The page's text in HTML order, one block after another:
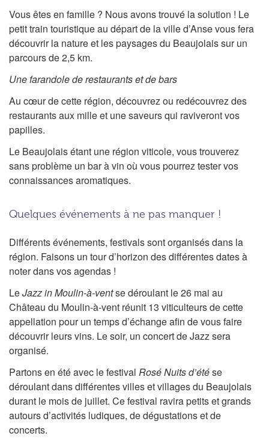
Vous êtes en famille ? Nous avons trouvé la solution ! Le
petit train touristique au départ de la ville d’Anse vous fera
découvrir la nature et les paysages du Beaujolais sur un
parcours de 2,5 km.
Une farandole de restaurants et de bars
Au cœur de cette région, découvrez ou redécouvrez des
restaurants aux mille et une saveurs qui raviveront vos
papilles.
Le Beaujolais étant une région viticole, vous trouverez
sans problème un bar à vin où vous pourrez tester vos
connaissances aromatiques.
Quelques événements à ne pas manquer !
Différents événements, festivals sont organisés dans la
région. Faisons un tour d’horizon des différentes dates à
noter dans vos agendas !
LeJazz in Moulin-à-ventse déroulant le 26 mai au
Château du Moulin-à-vent réunit 13 viticulteurs de cette
appellation pour un temps d’échange afin de vous faire
découvrir leurs vins. Le soir, un concert de Jazz sera
organisé.
Partons en été avec le festival Rosé Nuits d’étése
déroulant dans différentes villes et villages du Beaujolais
durant le mois de juillet. Ce festival ravira petits et grands
autours d’activités ludiques, de dégustations et de
concerts.